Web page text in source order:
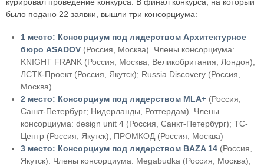
было подано 22 заявки, вышли три консорциума:
1 место: Консорциум под лидерством Архитектурное
бюро ASADOV (Россия, Москва). Члены консорциума:
KNIGHT FRANK (Россия, Москва; Великобритания, Лондон);
ЛСТК-Проект (Россия, Якутск); Russia Discovery (Россия,
Москва)
2 место: Консорциум под лидерством MLA+ (Россия,
Санкт-Петербург; Нидерланды, Роттердам). Члены
консорциума: design unit 4 (Россия, Санкт-Петербург); ТС-
Центр (Россия, Якутск); ПРОМКОД (Россия, Москва)
3 место: Консорциум под лидерством BAZA 14 (Россия,
Якутск). Члены консорциума: Megabudka (Россия, Москва);